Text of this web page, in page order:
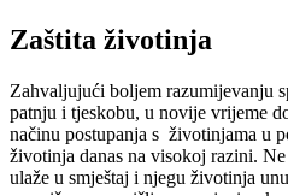
Zaštita životinja
Zahvaljujući boljem razumijevanju
patnju i tjeskobu, u novije vrijeme
načinu postupanja s životinjama u
životinja danas na visokoj razini. Ne
ulaže u smještaj i njegu životinja